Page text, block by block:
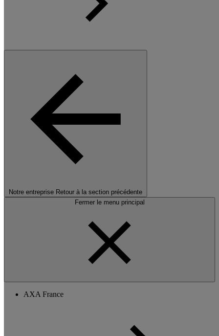
Notre entreprise Retour à la section précédente
Fermer le menu principal
AXA France